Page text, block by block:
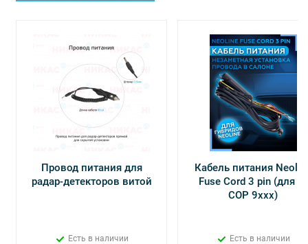
Провод питания для
радар-детекторов витой
Есть в наличии
Кабель питания
Fuse Cord 3 pin (для Х-
СОР 9ххх)
Есть в наличии